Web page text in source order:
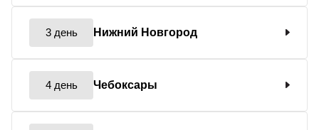
3 день Нижний Новгород
4 день Чебоксары